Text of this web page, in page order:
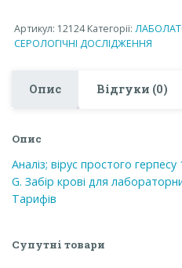
і
2
ІФА,
Ig
G.
Забір
для
кількість
Артикул: 12124 Категорії:
СЕРОЛОГІЧНІ ДОСЛІДЖЕННЯ
Опис Відгуки (0)
Опис
Аналіз; вірус простого
G. Забір крові для
Тарифів
Супутні товари